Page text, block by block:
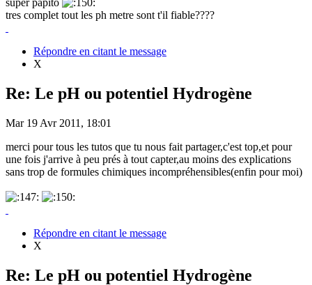
super papito
tres complet tout les ph metre sont t'il fiable????
Répondre en citant le message
X
Re: Le pH ou potentiel Hydrogène
Mar 19 Avr 2011, 18:01
merci pour tous les tutos que tu nous fait partager,c'est top,et pour
une fois j'arrive à peu prés à tout capter,au moins des explications
sans trop de formules chimiques incompréhensibles(enfin pour moi)
Répondre en citant le message
X
Re: Le pH ou potentiel Hydrogène